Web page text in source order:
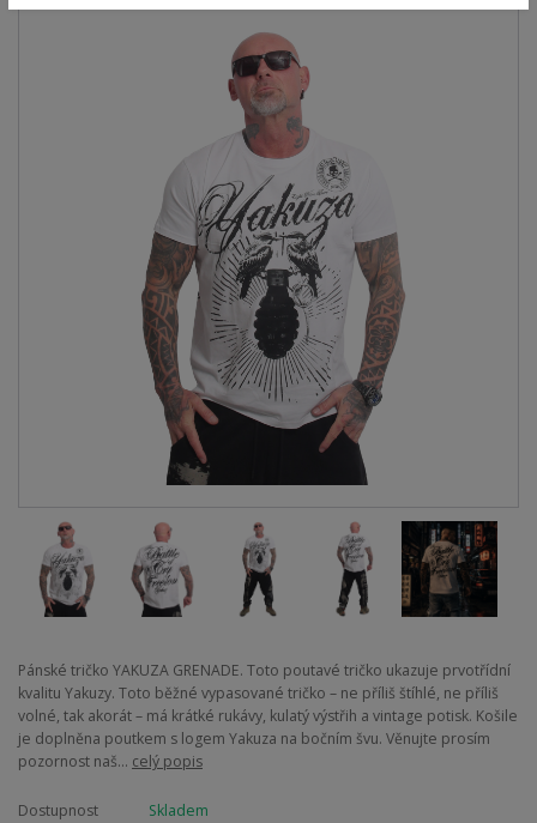
Pánské tričko YAKUZA GRENADE. Toto poutavé tričko ukazuje prvotřídní
kvalitu Yakuzy. Toto běžné vypasované tričko – ne příliš štíhlé, ne příliš
volné, tak akorát – má krátké rukávy, kulatý výstřih a vintage potisk. Košile
je doplněna poutkem s logem Yakuza na bočním švu. Věnujte prosím
pozornost naš... celý popis
Dostupnost
Skladem